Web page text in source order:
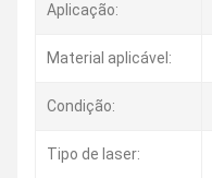
Aplicação:
Material aplicável:
Condição:
Tipo de laser: